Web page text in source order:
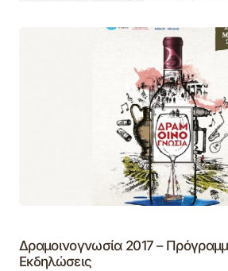
Δραμοινογνωσία 2017 –
Εκδηλώσεις